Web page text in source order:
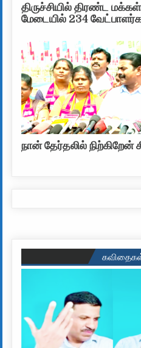
திருச்சியில் திரண்ட
மேடையில் 234
நான் தேர்தலில் நிற்கிறேன்
கவிதைகள்